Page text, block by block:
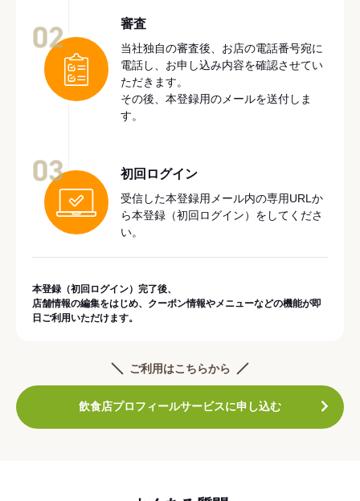
審査
当社独自の審査後、お店の電話番号宛に
電話し、お申し込み内容を確認させてい
ただきます。
その後、本登録用のメールを送付しま
す。
初回ログイン
受信した本登録用メール内の専用URLか
ら本登録（初回ログイン）をしてくださ
い。
本登録（初回ログイン）完了後、
店舗情報の編集をはじめ、クーポン情報やメニューなどの機能が即
日ご利用いただけます。
ご利用はこちらから
飲食店プロフィールサービスに申し込む